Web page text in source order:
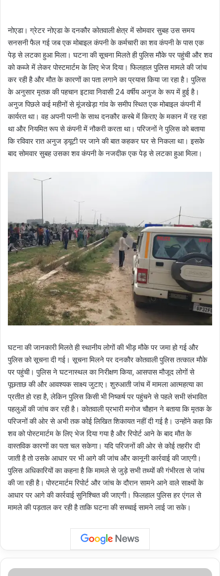
नोएडा। ग्रेटर नोएडा के दनकौर कोतवाली क्षेत्र में सोमवार सुबह उस समय
सनसनी फैल गई जब एक मोबाइल कंपनी के कर्मचारी का शव कंपनी के पास एक
पेड़ से लटका हुआ मिला। घटना की सूचना मिलते ही पुलिस मौके पर पहुंची और शव
को कब्जे में लेकर पोस्टमार्टम के लिए भेज दिया। फिलहाल पुलिस मामले की जांच
कर रही है और मौत के कारणों का पता लगाने का प्रयास किया जा रहा है। पुलिस
के अनुसार मृतक की पहचान इटावा निवासी 24 वर्षीय अनुज के रूप में हुई है।
अनुज पिछले कई महीनों से मूंजखेड़ा गांव के समीप स्थित एक मोबाइल कंपनी में
कार्यरत था। वह अपनी पत्नी के साथ दनकौर कस्बे में किराए के मकान में रह रहा
था और नियमित रूप से कंपनी में नौकरी करता था। परिजनों ने पुलिस को बताया
कि रविवार रात अनुज ड्यूटी पर जाने की बात कहकर घर से निकला था। इसके
बाद सोमवार सुबह उसका शव कंपनी के नजदीक एक पेड़ से लटका हुआ मिला।
घटना की जानकारी मिलते ही स्थानीय लोगों की भीड़ मौके पर जमा हो गई और
पुलिस को सूचना दी गई। सूचना मिलने पर दनकौर कोतवाली पुलिस तत्काल मौके
पर पहुंची। पुलिस ने घटनास्थल का निरीक्षण किया, आसपास मौजूद लोगों से
पूछताछ की और आवश्यक साक्ष्य जुटाए। शुरुआती जांच में मामला आत्महत्या का
प्रतीत हो रहा है, लेकिन पुलिस किसी भी निष्कर्ष पर पहुंचने से पहले सभी संभावित
पहलुओं की जांच कर रही है। कोतवाली प्रभारी मनोज चौहान ने बताया कि मृतक के
परिजनों की ओर से अभी तक कोई लिखित शिकायत नहीं दी गई है। उन्होंने कहा कि
शव को पोस्टमार्टम के लिए भेज दिया गया है और रिपोर्ट आने के बाद मौत के
वास्तविक कारणों का पता चल सकेगा। यदि परिजनों की ओर से कोई तहरीर दी
जाती है तो उसके आधार पर भी आगे की जांच और कानूनी कार्रवाई की जाएगी।
पुलिस अधिकारियों का कहना है कि मामले से जुड़े सभी तथ्यों की गंभीरता से जांच
की जा रही है। पोस्टमार्टम रिपोर्ट और जांच के दौरान सामने आने वाले साक्ष्यों के
आधार पर आगे की कार्रवाई सुनिश्चित की जाएगी। फिलहाल पुलिस हर एंगल से
मामले की पड़ताल कर रही है ताकि घटना की सच्चाई सामने लाई जा सके।
Noida